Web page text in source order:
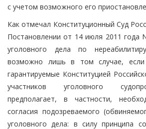
с учетом возможного его
Как отмечал Конституционный Суд
Постановлении от 14 июля 2011 года
уголовного дела по
возможно лишь в том случае, если
гарантируемые Конституцией
участников уголовного
предполагает, в частности,
согласия подозреваемого
уголовного дела: в силу принципа